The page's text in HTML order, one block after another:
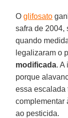
Oglifosato
safra de 2004,
quando
legalizaram o
modificada. A
porque
essa
complementar
ao pesticida.